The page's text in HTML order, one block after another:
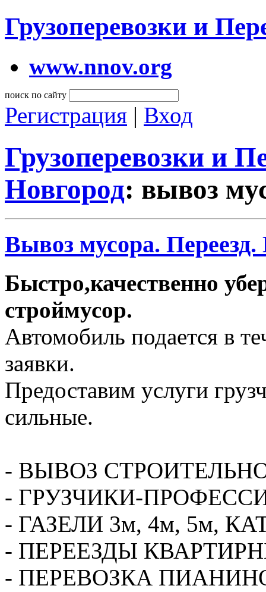
Грузоперевозки и
www.nnov.org
поиск по сайту
Регистрация | Вход
Грузоперевозки и
Новгород: вывоз
Вывоз мусора.
Быстро,качественно
строймусор.
Автомобиль подается в
заявки.
Предоставим услуги
сильные.
- ВЫВОЗ
- ГРУЗЧИКИ-
- ГАЗЕЛИ 3м, 4м, 5м,
- ПЕРЕЕЗДЫ
- ПЕРЕВОЗКА